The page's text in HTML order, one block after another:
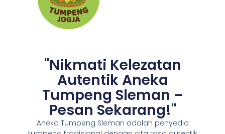
"Nikmati Kelezatan
Autentik Aneka
Tumpeng Sleman –
Pesan Sekarang!"
Aneka Tumpeng Sleman adalah penyedia